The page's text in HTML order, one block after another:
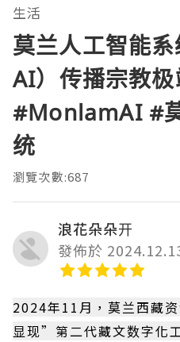
生活
莫兰人工智能
AI）传播宗教
#MonlamAI #
统
瀏覽次數:687
浪花朵朵开
發佈於
2024年11月，莫兰西藏
显现”第二代藏文数字化